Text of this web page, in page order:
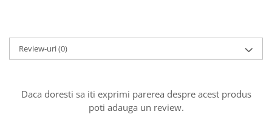
Osciloscoape ROHDE & SCHWARZ
Osciloscoape UNI-T
Review-uri(0)
Daca doresti sa iti exprimi parerea despre acest produs
poti adauga un review.